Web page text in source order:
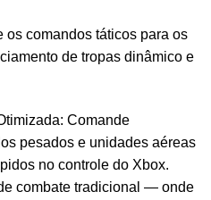
os comandos táticos para os
de tropas dinâmico e
Comande
pesados e unidades aéreas
no controle do Xbox.
combate tradicional — onde